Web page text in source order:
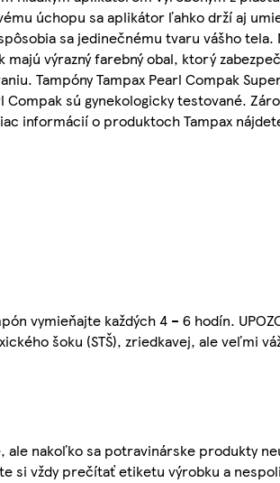
úchopu sa aplikátor ľahko drží aj
sa jedinečnému tvaru vášho tela.
výrazný farebný obal, ktorý
Tampóny Tampax Pearl Compak
Compak sú gynekologicky testované.
informácií o produktoch Tampax
vymieňajte každých 4 – 6 hodín.
šoku (STŠ), zriedkavej, ale veľmi
nakoľko sa potravinárske produkty
si vždy prečítať etiketu výrobku a